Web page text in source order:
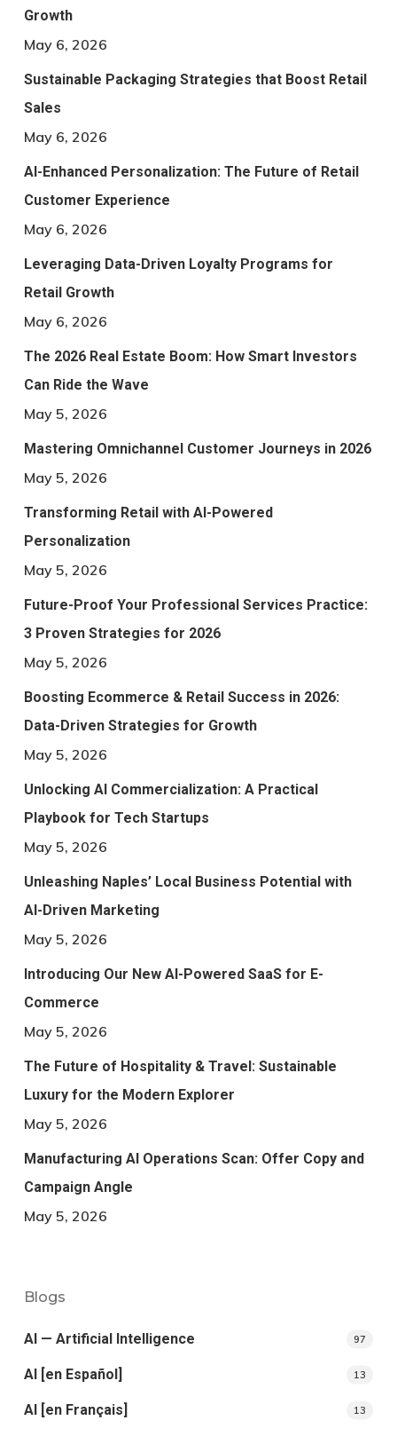
Growth
May 6, 2026
Sustainable Packaging Strategies that Boost Retail
Sales
May 6, 2026
AI-Enhanced Personalization: The Future of Retail
Customer Experience
May 6, 2026
Leveraging Data-Driven Loyalty Programs for
Retail Growth
May 6, 2026
The 2026 Real Estate Boom: How Smart Investors
Can Ride the Wave
May 5, 2026
Mastering Omnichannel Customer Journeys in 2026
May 5, 2026
Transforming Retail with AI-Powered
Personalization
May 5, 2026
Future-Proof Your Professional Services Practice:
3 Proven Strategies for 2026
May 5, 2026
Boosting Ecommerce & Retail Success in 2026:
Data-Driven Strategies for Growth
May 5, 2026
Unlocking AI Commercialization: A Practical
Playbook for Tech Startups
May 5, 2026
Unleashing Naples’ Local Business Potential with
AI-Driven Marketing
May 5, 2026
Introducing Our New AI-Powered SaaS for E-
Commerce
May 5, 2026
The Future of Hospitality & Travel: Sustainable
Luxury for the Modern Explorer
May 5, 2026
Manufacturing AI Operations Scan: Offer Copy and
Campaign Angle
May 5, 2026
Blogs
AI — Artificial Intelligence 97
AI [en Español] 13
AI [en Français] 13